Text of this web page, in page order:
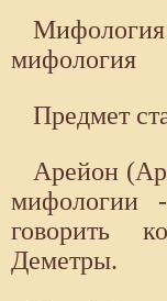
мифология
Предмет
Арейон
мифологии
говорить
Деметры.